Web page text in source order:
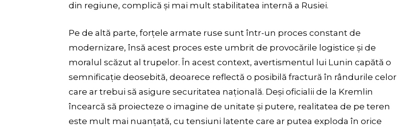
din regiune, complică și mai mult stabilitatea internă a Rusiei.
Pe de altă parte, forțele armate ruse sunt într-un proces constant de
modernizare, însă acest proces este umbrit de provocările logistice și de
moralul scăzut al trupelor. În acest context, avertismentul lui Lunin capătă o
semnificație deosebită, deoarece reflectă o posibilă fractură în rândurile celor
care ar trebui să asigure securitatea națională. Deși oficialii de la Kremlin
încearcă să proiecteze o imagine de unitate și putere, realitatea de pe teren
este mult mai nuanțată, cu tensiuni latente care ar putea exploda în orice